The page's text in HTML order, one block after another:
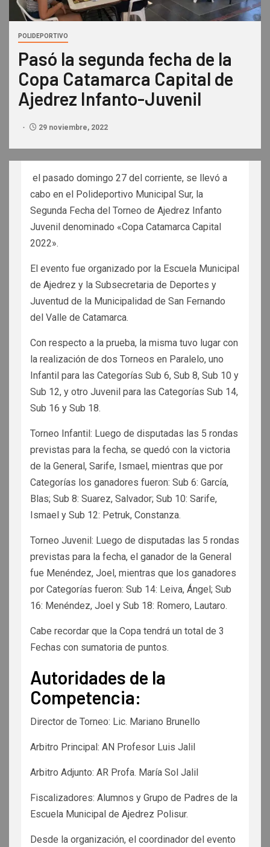
POLIDEPORTIVO
Pasó la segunda fecha de la
Copa Catamarca Capital de
Ajedrez Infanto-Juvenil
29 noviembre, 2022
el pasado domingo 27 del corriente, se llevó a
cabo en el Polideportivo Municipal Sur, la
Segunda Fecha del Torneo de Ajedrez Infanto
Juvenil denominado «Copa Catamarca Capital
2022».
El evento fue organizado por la Escuela Municipal
de Ajedrez y la Subsecretaria de Deportes y
Juventud de la Municipalidad de San Fernando
del Valle de Catamarca.
Con respecto a la prueba, la misma tuvo lugar con
la realización de dos Torneos en Paralelo, uno
Infantil para las Categorías Sub 6, Sub 8, Sub 10 y
Sub 12, y otro Juvenil para las Categorías Sub 14,
Sub 16 y Sub 18.
Torneo Infantil: Luego de disputadas las 5 rondas
previstas para la fecha, se quedó con la victoria
de la General, Sarife, Ismael, mientras que por
Categorías los ganadores fueron: Sub 6: García,
Blas; Sub 8: Suarez, Salvador; Sub 10: Sarife,
Ismael y Sub 12: Petruk, Constanza.
Torneo Juvenil: Luego de disputadas las 5 rondas
previstas para la fecha, el ganador de la General
fue Menéndez, Joel, mientras que los ganadores
por Categorías fueron: Sub 14: Leiva, Ángel; Sub
16: Menéndez, Joel y Sub 18: Romero, Lautaro.
Cabe recordar que la Copa tendrá un total de 3
Fechas con sumatoria de puntos.
Autoridades de la
Competencia:
Director de Torneo: Lic. Mariano Brunello
Arbitro Principal: AN Profesor Luis Jalil
Arbitro Adjunto: AR Profa. María Sol Jalil
Fiscalizadores: Alumnos y Grupo de Padres de la
Escuela Municipal de Ajedrez Polisur.
Desde la organización, el coordinador del evento